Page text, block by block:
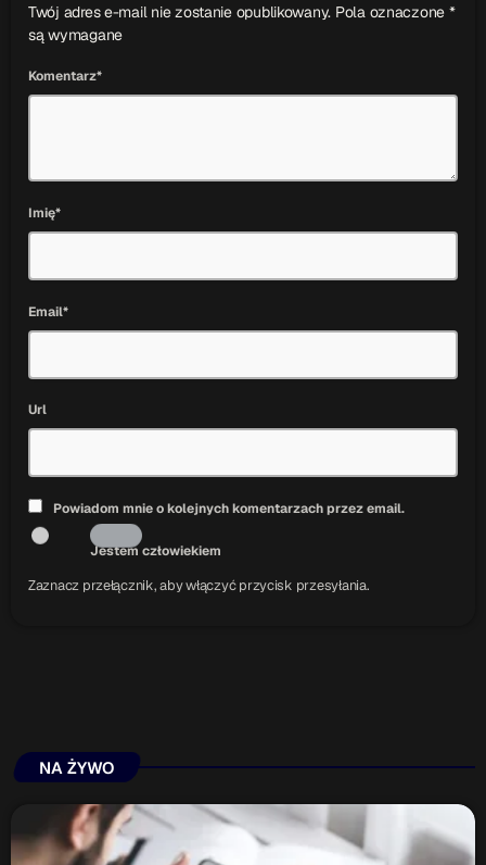
Twój adres e-mail nie zostanie opublikowany. Pola oznaczone *
są wymagane
Komentarz*
Imię*
Email*
Url
Powiadom mnie o kolejnych komentarzach przez email.
Jestem człowiekiem
Zaznacz przełącznik, aby włączyć przycisk przesyłania.
NA ŻYWO